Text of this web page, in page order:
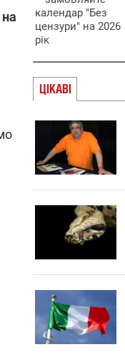
календар "Без
цензури" на 2026
рік
ЦІКАВІ